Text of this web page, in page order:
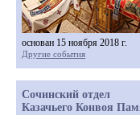
основан 15 ноября 2018 г.
Другие события
Сочинский отдел
Казачьего Конвоя